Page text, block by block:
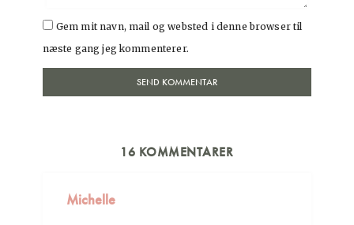
Gem mit navn, mail og websted i denne browser til
næste gang jeg kommenterer.
16 KOMMENTARER
Michelle